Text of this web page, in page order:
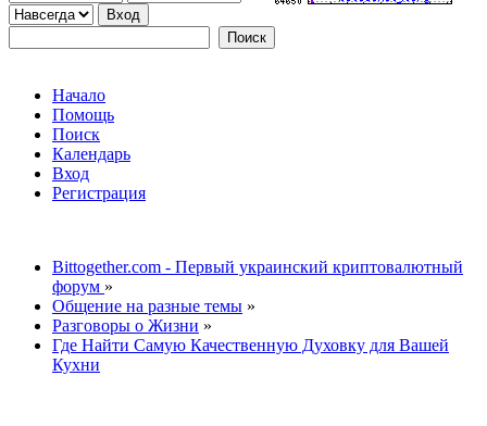
Начало
Помощь
Поиск
Календарь
Вход
Регистрация
Bittogether.com - Первый украинский криптовалютный
форум »
Общение на разные темы »
Разговоры о Жизни »
Где Найти Самую Качественную Духовку для Вашей
Кухни